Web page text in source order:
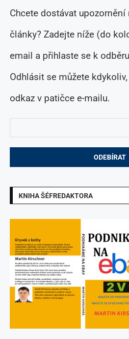
Chcete dostávat
články? Zadejte níže (do
email a přihlaste se k
Odhlásit se můžete
odkaz v patičce e-mailu.
KNIHA ŠÉFREDAKTORA